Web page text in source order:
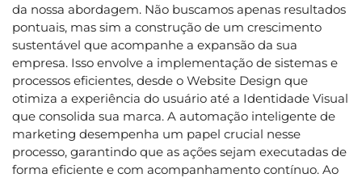
da nossa abordagem. Não buscamos apenas resultados
pontuais, mas sim a construção de um crescimento
sustentável que acompanhe a expansão da sua
empresa. Isso envolve a implementação de sistemas e
processos eficientes, desde o Website Design que
otimiza a experiência do usuário até a Identidade Visual
que consolida sua marca. A automação inteligente de
marketing desempenha um papel crucial nesse
processo, garantindo que as ações sejam executadas de
forma eficiente e com acompanhamento contínuo. Ao